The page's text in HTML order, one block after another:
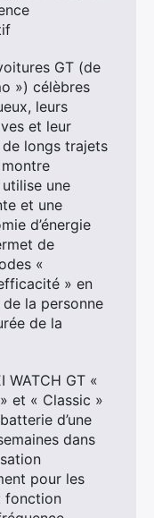
GT (de
») célèbres
leurs
et leur
longs trajets
utilise une
et une
d’énergie
de
«
» en
la personne
de la
WATCH GT «
et « Classic »
d’une
dans
pour les
fonction